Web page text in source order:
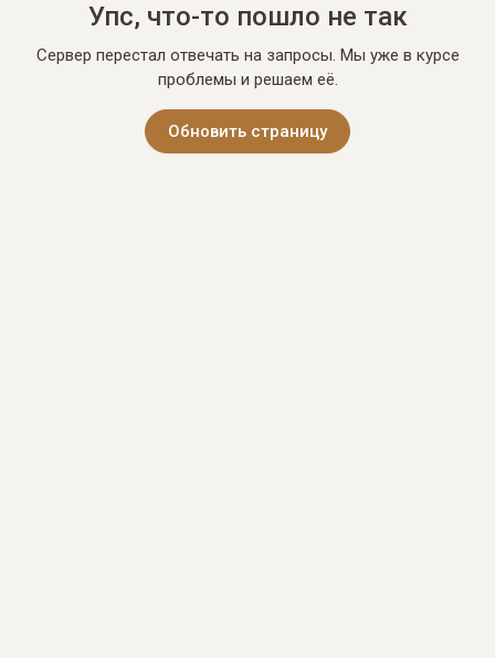
Упс, что-то пошло не так
Сервер перестал отвечать на запросы. Мы уже в курсе
проблемы и решаем её.
Обновить страницу